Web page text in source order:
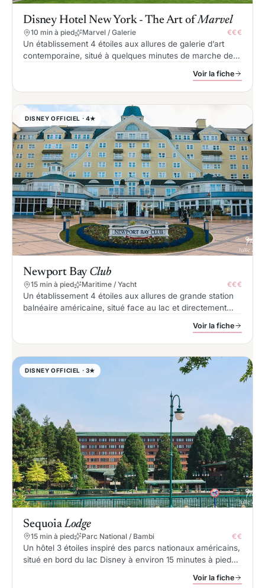
Disney Hotel New York - The Art ofMarvel
10 min à pied Marvel / Galerie €€€
Un établissement 4 étoiles aux allures de galerie d’art
contemporaine, situé à quelques minutes de marche des
Voir la fiche
DISNEY OFFICIEL · 4★
Newport Bay Club
15 min à pied Maritime / Yacht €€€
Un établissement 4 étoiles aux allures de grande station
balnéaire américaine, situé face au lac et directement
Voir la fiche
DISNEY OFFICIEL · 3★
SequoiaLodge
15 min à pied Parc National / Bambi €€
Un hôtel 3 étoiles inspiré des parcs nationaux américains,
situé en bord du lac Disney à environ 15 minutes à pied
Voir la fiche